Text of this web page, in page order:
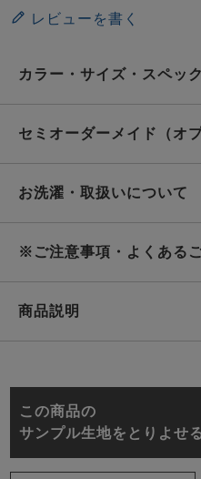
レビューを書く
カラー・サイズ・スペック
セミオーダーメイド（オ
お洗濯・取扱いについて
※ご注意事項・よくある
商品説明
この商品の
サンプル生地をとりよせ